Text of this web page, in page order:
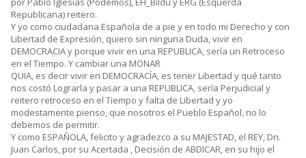
Republicana) reitero.
Y yo como ciudadana Española de a pie y en todo mi Derecho y con
Libertad de Expresión, quiero sin ninguna Duda, vivir en
DEMOCRACIA y porque vivir en una REPUBLICA, sería un Retroceso
en el Tiempo. Y cambiar una MONAR
QUIA, es decir vivir en DEMOCRACÍA, es tener Libertad y qué tanto
nos costó Lograrla y pasar a una REPUBLICA, sería Perjudicial y
reitero retroceso en el Tiempo y falta de Libertad y yo
modestamente pienso, que nosotros el Pueblo Español, no lo
debemos de permitir.
Y como ESPAÑOLA, felicito y agradezco a su MAJESTAD, el REY, Dn.
Juan Carlos, por su Acertada , Decisión de ABDICAR, en su hijo el